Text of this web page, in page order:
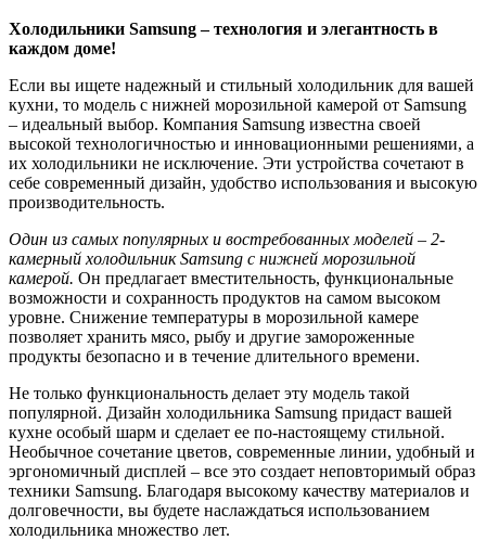
Холодильники Samsung – технология и элегантность в
каждом доме!
Если вы ищете надежный и стильный холодильник для вашей
кухни, то модель с нижней морозильной камерой от Samsung
– идеальный выбор. Компания Samsung известна своей
высокой технологичностью и инновационными решениями, а
их холодильники не исключение. Эти устройства сочетают в
себе современный дизайн, удобство использования и высокую
производительность.
Один из самых популярных и востребованных моделей – 2-
камерный холодильник Samsung с нижней морозильной
камерой. Он предлагает вместительность, функциональные
возможности и сохранность продуктов на самом высоком
уровне. Снижение температуры в морозильной камере
позволяет хранить мясо, рыбу и другие замороженные
продукты безопасно и в течение длительного времени.
Не только функциональность делает эту модель такой
популярной. Дизайн холодильника Samsung придаст вашей
кухне особый шарм и сделает ее по-настоящему стильной.
Необычное сочетание цветов, современные линии, удобный и
эргономичный дисплей – все это создает неповторимый образ
техники Samsung. Благодаря высокому качеству материалов и
долговечности, вы будете наслаждаться использованием
холодильника множество лет.